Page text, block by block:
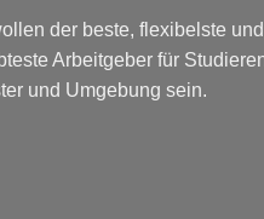
der beste, flexibelste und
Arbeitgeber für
und Umgebung sein.